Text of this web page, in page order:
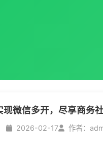
现微信多开，尽享商务
2026-02-17 作者：